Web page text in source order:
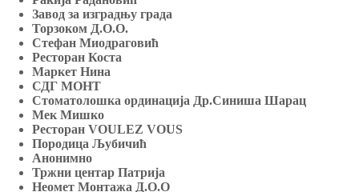
Завод за изградњу града
Торзоком Д.О.О.
Стефан Миодраговић
Ресторан Коста
Маркет Нина
СДГ МОНТ
Стоматолошка ординација Др.Синиша Шарац
Мек Мишко
Ресторан VOULEZ VOUS
Породица Љубичић
Анонимно
Тржни центар Патрија
Неомет Монтажа Д.О.О